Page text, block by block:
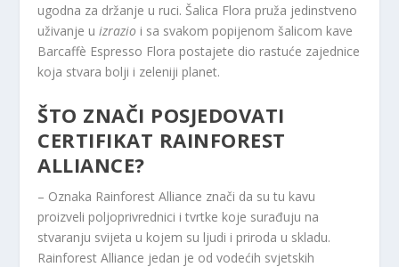
ugodna za držanje u ruci. Šalica Flora pruža jedinstveno
uživanje uizrazio i sa svakom popijenom šalicom kave
Barcaffè Espresso Flora postajete dio rastuće zajednice
koja stvara bolji i zeleniji planet.
ŠTO ZNAČI POSJEDOVATI
CERTIFIKAT RAINFOREST
ALLIANCE?
– Oznaka Rainforest Alliance znači da su tu kavu
proizveli poljoprivrednici i tvrtke koje surađuju na
stvaranju svijeta u kojem su ljudi i priroda u skladu.
Rainforest Alliance jedan je od vodećih svjetskih